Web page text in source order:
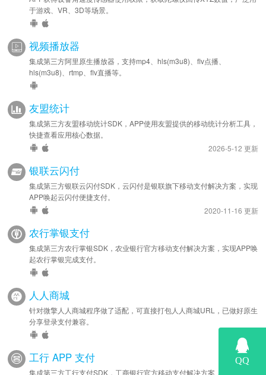
于游戏、VR、3D等场景。
视频播放器
集成第三方阿里原生播放器，支持mp4、hls(m3u8)、flv点播、
hls(m3u8)、rtmp、flv直播等。
友盟统计
集成第三方友盟移动统计SDK，APP使用友盟提供的移动统计分析工具，
快捷查看应用核心数据。
2026-5-12 更新
银联云闪付
集成第三方银联云闪付SDK，云闪付是银联旗下移动支付解决方案，实现
APP唤起云闪付便捷支付。
2020-11-16 更新
农行掌银支付
集成第三方农行掌银SDK，农业银行官方移动支付解决方案，实现APP唤
起农行掌银完成支付。
人人商城
针对微擎人人商城程序做了适配，可直接打包人人商城URL，已做好原生
分享登录支付兼容。
工行 APP 支付
集成第三方工行支付SDK，工商银行官方移动支付解决方案，实现APP唤